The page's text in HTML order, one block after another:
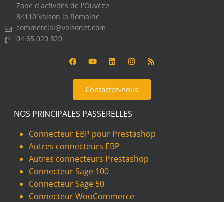
Zone d'activités de l'Ouvèze
84110 Vaison la Romaine
commercial@vaisonet.com
04 65 020 820
Contactez-nous
NOS PRINCIPALES PASSERELLES
Connecteur EBP pour Prestashop
Autres connecteurs EBP
Autres connecteurs Prestashop
Connecteur Sage 100
Connecteur Sage 50
Connecteur WooCommerce